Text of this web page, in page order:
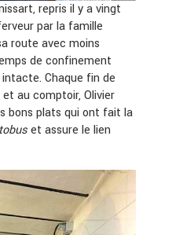
repris il y a vingt
par la famille
route avec moins
de confinement
Chaque fin de
au comptoir, Olivier
bons plats qui ont fait la
et assure le lien